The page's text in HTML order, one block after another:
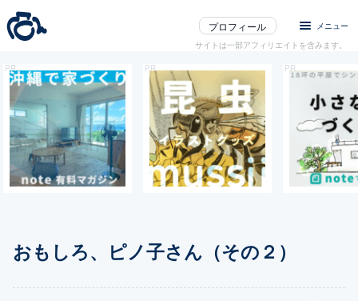
プロフィール
メニュー
サイトは一部アフィリエイトを含みます。
おもしろ、ピノ子さん（その２）